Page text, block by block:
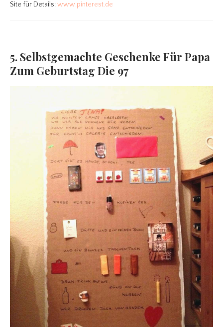
Site für Details:www.pinterest.de
5. Selbstgemachte Geschenke Für Papa
Zum Geburtstag Die 97